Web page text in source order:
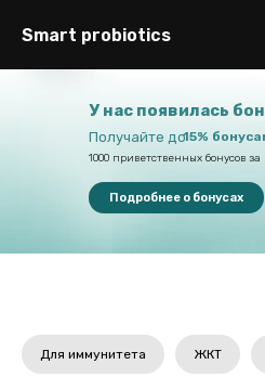
Smart probiotics
У нас появилась
Получайте до15%
1000 приветственных бонусов
Подробнее о бонусах
Для иммунитета ЖКТ